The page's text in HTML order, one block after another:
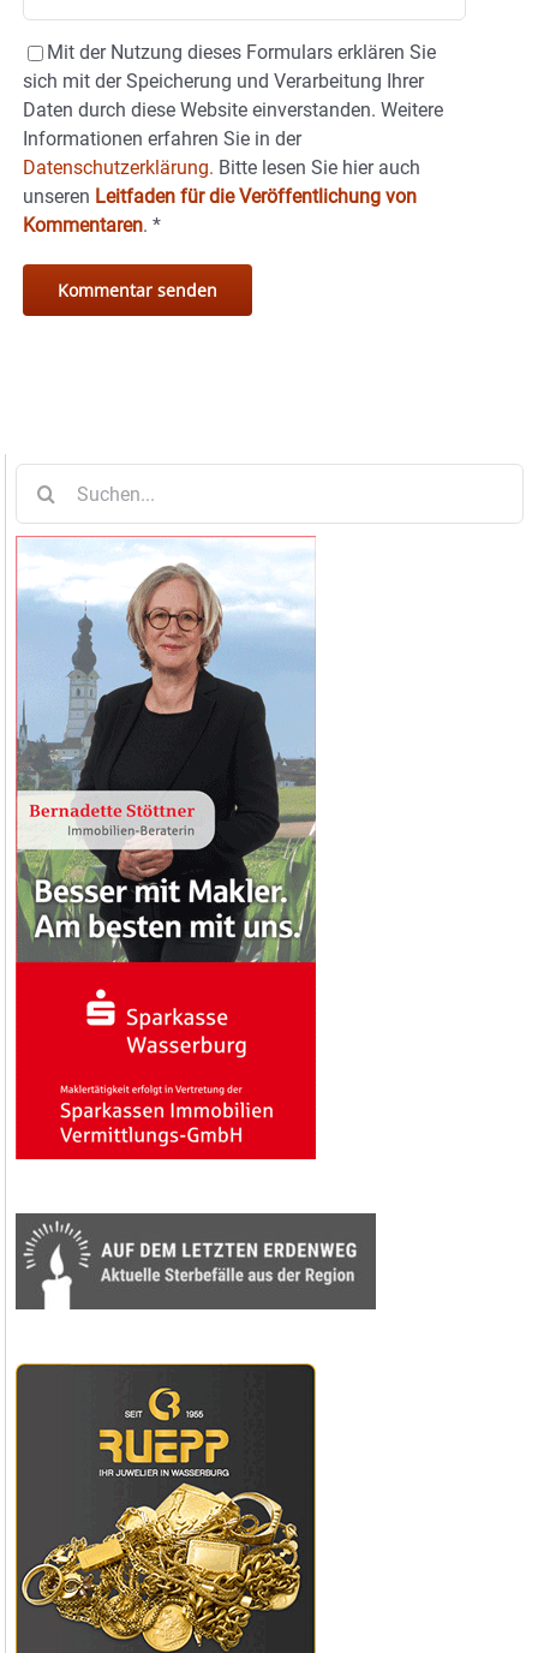
Mit der Nutzung dieses Formulars erklären Sie
sich mit der Speicherung und Verarbeitung Ihrer
Daten durch diese Website einverstanden. Weitere
Informationen erfahren Sie in der
Datenschutzerklärung. Bitte lesen Sie hier auch
unseren Leitfaden für die Veröffentlichung von
Kommentaren. *
nach: